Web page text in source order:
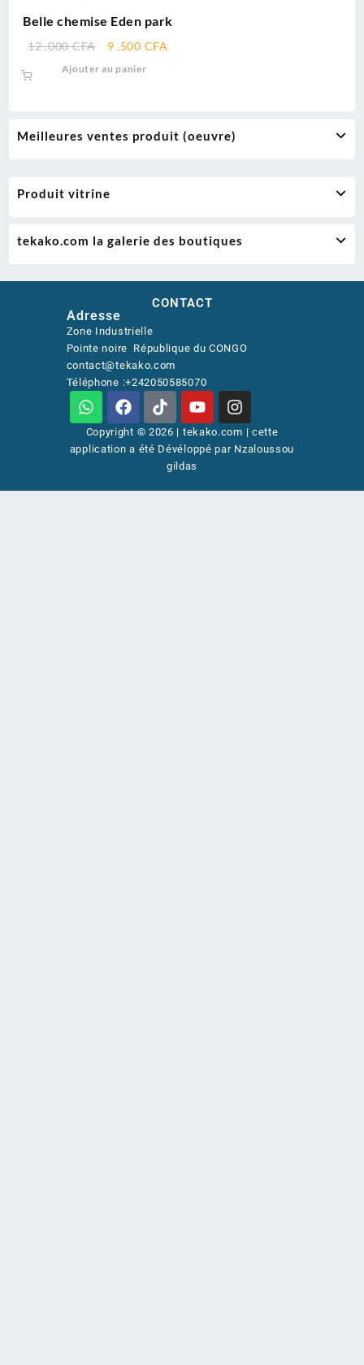
Belle chemise Eden park
12 .000CFA 9 .500 CFA
Ajouter au panier
Meilleures ventes produit (oeuvre)
Produit vitrine
tekako.com la galerie des boutiques
CONTACT
Adresse
Zone Industrielle
Pointe noire République du CONGO
contact@tekako.com
Téléphone :+242050585070
Copyright © 2026 | tekako.com | cette
application a été Dévéloppé par Nzaloussou
gildas